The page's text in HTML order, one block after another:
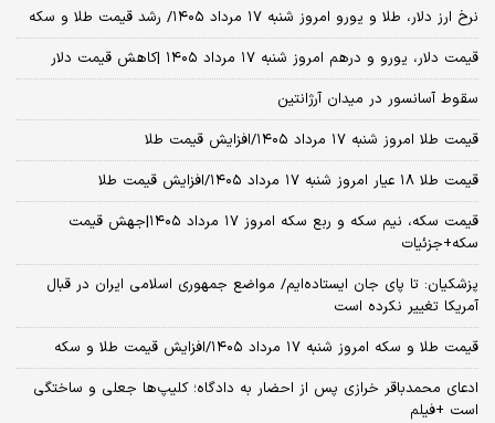
نرخ ارز دلار، طلا و یورو امروز شنبه ۱۷ مرداد ۱۴۰۵/ رشد قیمت طلا و سکه
قیمت دلار، یورو و درهم امروز شنبه ۱۷ مرداد ۱۴۰۵ |کاهش قیمت دلار
سقوط آسانسور در میدان آرژانتین
قیمت طلا امروز شنبه ۱۷ مرداد ۱۴۰۵/افزایش قیمت طلا
قیمت طلا ۱۸ عیار امروز شنبه ۱۷ مرداد ۱۴۰۵/افزایش قیمت طلا
قیمت سکه، نیم سکه و ربع سکه امروز ۱۷ مرداد ۱۴۰۵|جهش قیمت
سکه+جزئیات
پزشکیان: تا پای جان ایستاده‌ایم/ مواضع جمهوری اسلامی ایران در قبال
آمریکا تغییر نکرده است
قیمت طلا و سکه امروز شنبه ۱۷ مرداد ۱۴۰۵/افزایش قیمت طلا و سکه
ادعای محمدباقر خرازی پس از احضار به دادگاه؛ کلیپ‌ها جعلی و ساختگی
است +فیلم